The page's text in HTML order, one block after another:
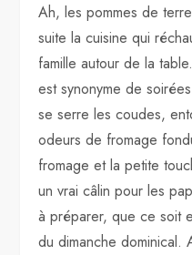
Ah, les pommes de
suite la cuisine qui
famille autour de la
est synonyme de
se serre les coudes,
odeurs de fromage
fromage et la petite
un vrai câlin pour les
à préparer, que ce soit
du dimanche dominical.